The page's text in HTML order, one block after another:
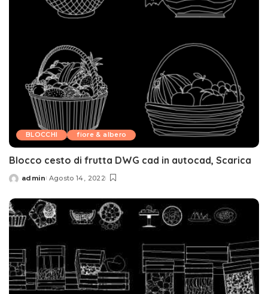
BLOCCHI fiore & albero
Blocco cesto di frutta DWG cad in autocad, Scarica
Posted
admin Agosto 14, 2022